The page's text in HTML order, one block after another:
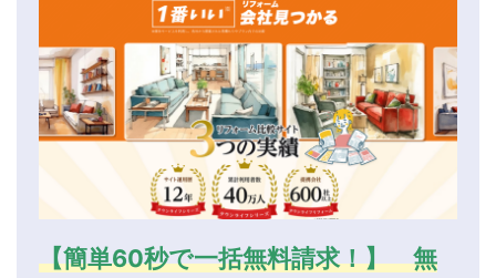
【簡単60秒で一括無料請求！】 無